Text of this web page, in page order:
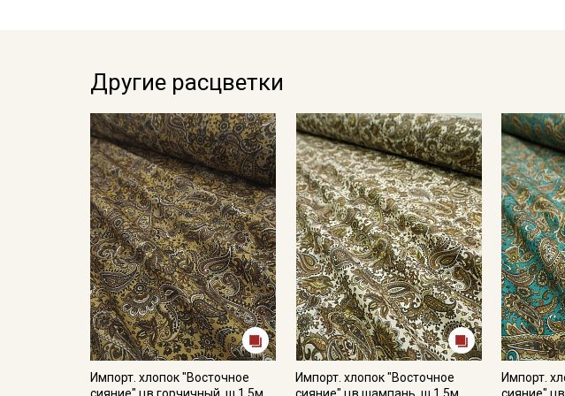
Другие расцветки
Импорт. хлопок "Восточное
Импорт. хлопок "Восточное
Импорт.